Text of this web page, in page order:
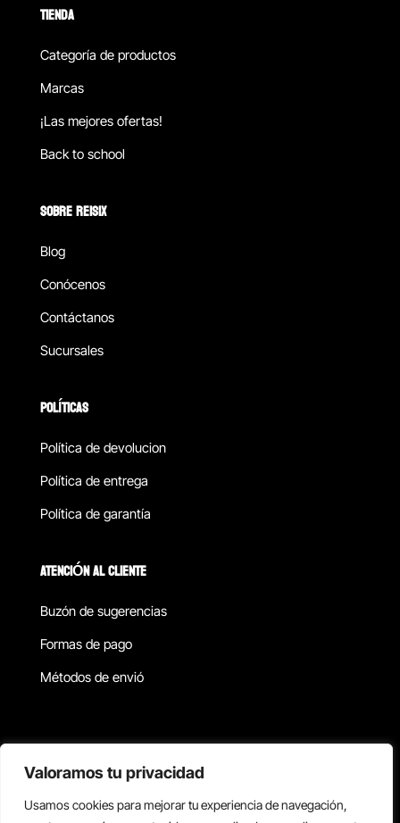
Valoramos tu privacidad
Usamos cookies para mejorar tu experiencia de navegación,
TIENDA
Categoría de productos
Marcas
¡Las mejores ofertas!
Back to school
SOBRE REISIX
Blog
Conócenos
Contáctanos
Sucursales
POLÍTICAS
Política de devolucion
Política de entrega
Política de garantía
ATENCIÓN AL CLIENTE
Buzón de sugerencias
Formas de pago
Métodos de envió
Copyright © 2026 Reisix. Todos los derechos reservados.